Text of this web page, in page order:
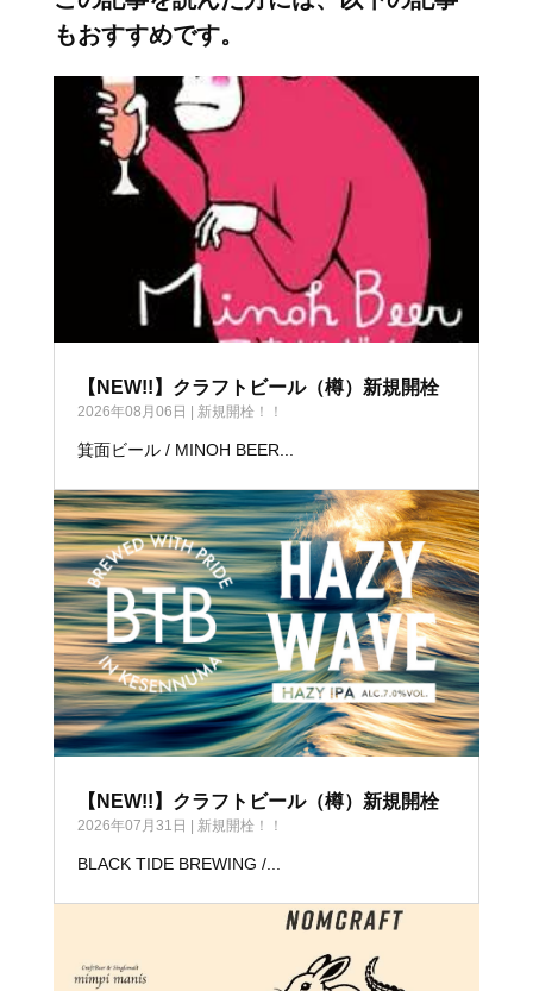
もおすすめです。
【NEW!!】クラフトビール（樽）新規開栓
2026年08月06日 | 新規開栓！！
箕面ビール / MINOH BEER...
【NEW!!】クラフトビール（樽）新規開栓
2026年07月31日 | 新規開栓！！
BLACK TIDE BREWING /...